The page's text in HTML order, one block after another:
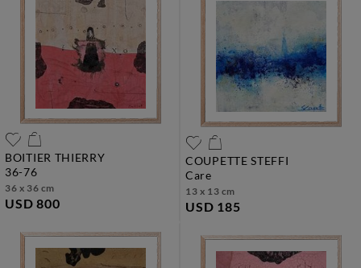
BOITIER THIERRY
36-76
36 x 36 cm
USD 800
COUPETTE STEFFI
care
13 x 13 cm
USD 185